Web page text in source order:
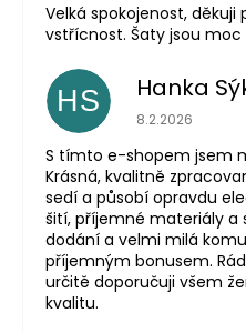
Velká spokojenost,
vstřícnost. Šaty jsou moc
HS Hanka
Hodnocení
8.2.2026
S tímto e-shopem jsem
Krásná, kvalitně
sedí a působí opravdu
šití, příjemné materiály a
dodání a velmi milá
příjemným bonusem.
určitě doporučuji všem
kvalitu.